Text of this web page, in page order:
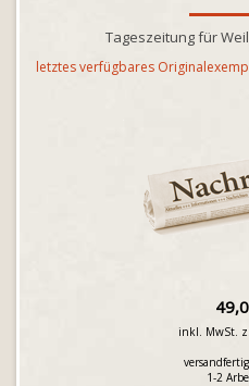
Tageszeitung für
letztes verfügbares
inkl. MwSt.
1-2